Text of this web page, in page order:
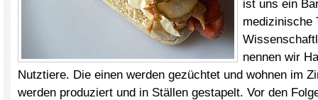
ist uns ein
medizinische
nennen wir
Nutztiere. Die einen werden gezüchtet und wohnen im
werden produziert und in Ställen gestapelt. Vor den